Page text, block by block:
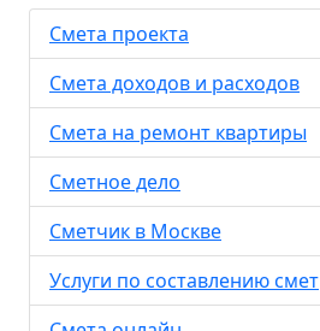
Смета проекта
Смета доходов и расходов
Смета на ремонт квартиры
Сметное дело
Сметчик в Москве
Услуги по составлению смет